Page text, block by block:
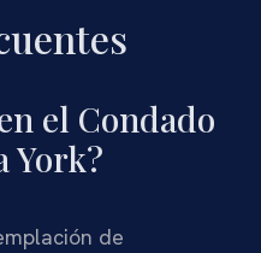
el Condado
York?
de